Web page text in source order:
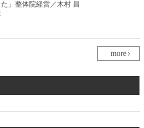
た」整体院経営／木村 昌
more